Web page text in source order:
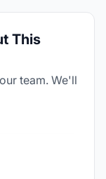
This
team. We'll